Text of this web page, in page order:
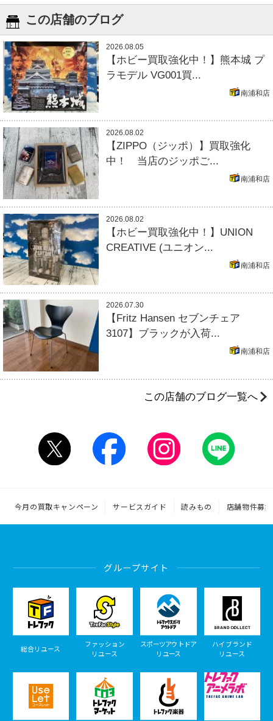
この店舗のブログ
2026.08.05
【ホビー買取強化中！】熊本城 プ
ラモデル VG001買...
南浦和店
2026.08.02
【ZIPPO（ジッポ）】買取強化
中！ 当店のジッポご...
南浦和店
2026.08.02
【ホビー買取強化中！】UNION
CREATIVE (ユニオン...
南浦和店
2026.07.30
【Fritz Hansen セブンチェア
3107】ブラックが入荷...
南浦和店
この店舗のブログ一覧へ
今月の買取キャンペーン サービスガイド 読みもの 店舗物件募集
グループサイト
総合リユース
ファッション
リユース
スポーツアウトドア
リユース
ハイブランド
リユース